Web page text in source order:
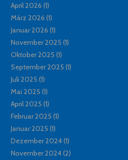
April 2026 (1)
März 2026 (1)
Januar 2026 (1)
November 2025 (1)
Oktober 2025 (1)
September 2025 (1)
Juli 2025 (1)
Mai 2025 (1)
April 2025 (1)
Februar 2025 (1)
Januar 2025 (1)
Dezember 2024(1)
November 2024(2)